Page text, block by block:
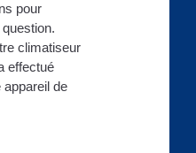
pour
climatiseur
effectué
appareil de